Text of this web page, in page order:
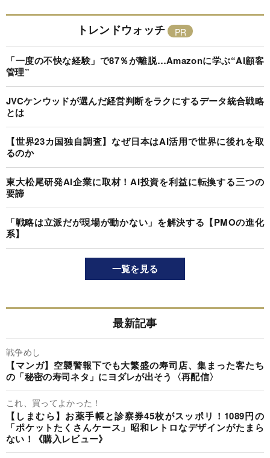
トレンドウォッチ
「一度の不快な経験」で87％が離脱…Amazonに学ぶ“AI顧客
管理”
JVCケンウッドが選んだ経営判断をラクにするデータ統合戦略
とは
【世界23カ国独自調査】なぜ日本はAI活用で世界に後れを取
るのか
東大松尾研発AI企業に取材！AI投資を利益に転換する三つの
要諦
「戦略は立派だが現場が動かない」を解決する【PMOの進化
系】
一覧を見る
最新記事
戦争めし
【マンガ】空襲警報下でも大繁盛の寿司店、集まった客たち
の「秘密の寿司ネタ」にヨダレが出そう〈再配信〉
これ、買ってよかった！
【しまむら】お薬手帳と診察券45枚がスッポリ！1089円の
「ポケットたくさんケース」昭和レトロなデザインがたまら
ない！《購入レビュー》